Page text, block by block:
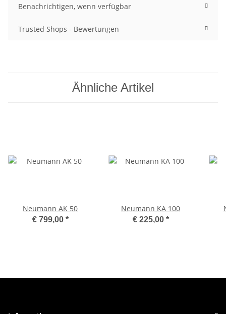
Benachrichtigen, wenn verfügbar
Trusted Shops - Bewertungen
Ähnliche Artikel
Neumann AK 50
€ 799,00 *
Neumann KA 100
€ 225,00 *